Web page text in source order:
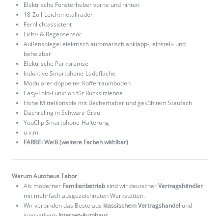
Elektrische Fensterheber vorne und hinten
18-Zoll-Leichtmetallräder
Fernlichtassistent
Licht- & Regensensor
Außenspiegel elektrisch automatisch anklapp-, einstell- und
beheizbar
Elektrische Parkbremse
Induktive Smartphone-Ladefläche
Modularer doppelter Kofferraumboden
Easy-Fold-Funktion für Rücksitzlehne
Hohe Mittelkonsole mit Becherhalter und gekühltem Staufach
Dachreling in Schwarz-Grau
YouClip Smartphone-Halterung
u.v.m.
FARBE: Weiß (weitere Farben wählbar)
Warum Autohaus Tabor
Als moderner Familienbetriebsind wir deutscherVertragshändler
mit mehrfach ausgezeichneten Werkstätten.
Wir verbinden das Beste aus klassischem Vertragshandel und